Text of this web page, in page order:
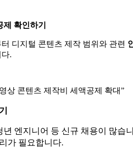
확인하기
디지털 콘텐츠 제작 범위와 관련
.
상 콘텐츠 제작비 세액공제 확대”
엔지니어 등 신규 채용이 많습
가 필요합니다.